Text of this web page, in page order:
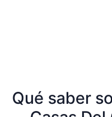
Qué saber